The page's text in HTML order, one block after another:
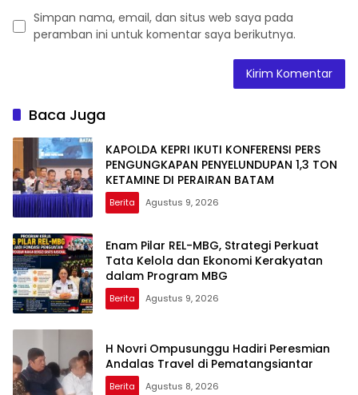
Simpan nama, email, dan situs web saya pada
peramban ini untuk komentar saya berikutnya.
Baca Juga
KAPOLDA KEPRI IKUTI KONFERENSI PERS
PENGUNGKAPAN PENYELUNDUPAN 1,3 TON
KETAMINE DI PERAIRAN BATAM
Berita Agustus 9, 2026
Enam Pilar REL-MBG, Strategi Perkuat
Tata Kelola dan Ekonomi Kerakyatan
dalam Program MBG
Berita Agustus 9, 2026
H Novri Ompusunggu Hadiri Peresmian
Andalas Travel di Pematangsiantar
Berita Agustus 8, 2026